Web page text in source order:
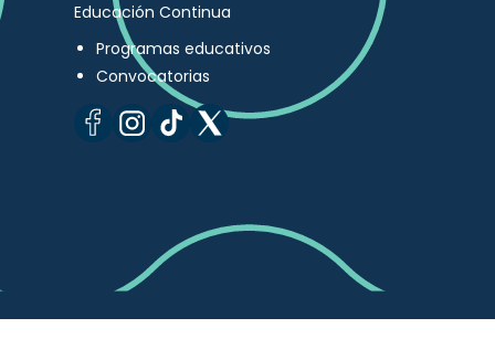
Educación Continua
Programas educativos
Convocatorias